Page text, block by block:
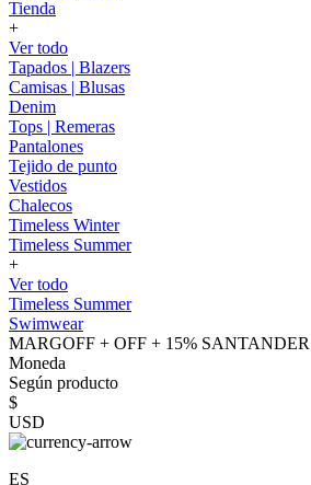
Tienda
+
Ver todo
Tapados | Blazers
Camisas | Blusas
Denim
Tops | Remeras
Pantalones
Tejido de punto
Vestidos
Chalecos
Timeless Winter
Timeless Summer
+
Ver todo
Timeless Summer
Swimwear
MARGOFF + OFF + 15% SANTANDER
Moneda
Según producto
$
USD
ES